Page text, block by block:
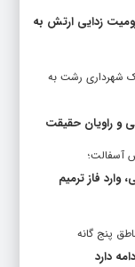
زدایی ارتش به
شهرداری رشت به
و راویان حقیقت
آسفالت؛
فاز ترمیم
پنج گانه
دارد